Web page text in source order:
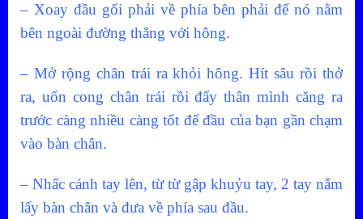
– Xoay đầu gối phải về phía bên phải để nó nằm
bên ngoài đường thẳng với hông.
– Mở rộng chân trái ra khỏi hông. Hít sâu rồi thở
ra, uốn cong chân trái rồi đẩy thân mình căng ra
trước càng nhiều càng tốt để đầu của bạn gần chạm
vào bàn chân.
– Nhấc cánh tay lên, từ từ gập khuỷu tay, 2 tay nắm
lấy bàn chân và đưa về phía sau đầu.